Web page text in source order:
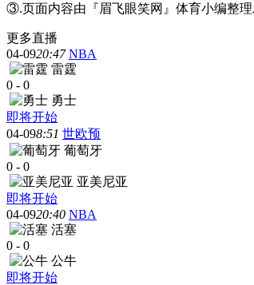
③.页面内容由『眉飞眼笑网』体育小编整
更多直播
04-0920:47 NBA
雷霆
0 - 0
勇士
即将开始
04-098:51 世欧预
葡萄牙
0 - 0
亚美尼亚
即将开始
04-0920:40 NBA
活塞
0 - 0
公牛
即将开始